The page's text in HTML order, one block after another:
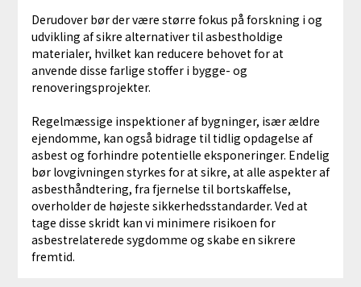
Derudover bør der være større fokus på forskning i og
udvikling af sikre alternativer til asbestholdige
materialer, hvilket kan reducere behovet for at
anvende disse farlige stoffer i bygge- og
renoveringsprojekter.
Regelmæssige inspektioner af bygninger, især ældre
ejendomme, kan også bidrage til tidlig opdagelse af
asbest og forhindre potentielle eksponeringer. Endelig
bør lovgivningen styrkes for at sikre, at alle aspekter af
asbesthåndtering, fra fjernelse til bortskaffelse,
overholder de højeste sikkerhedsstandarder. Ved at
tage disse skridt kan vi minimere risikoen for
asbestrelaterede sygdomme og skabe en sikrere
fremtid.